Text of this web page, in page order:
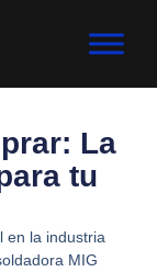
La
tu
en la industria
MIG